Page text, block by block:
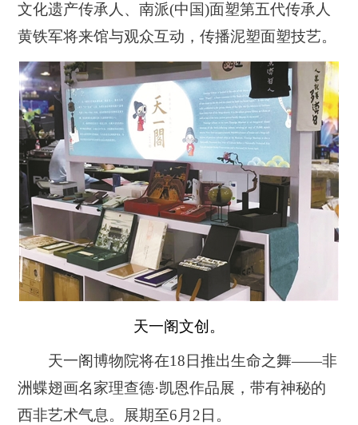
文化遗产传承人、南派(中国)面塑第五代传承人
黄铁军将来馆与观众互动，传播泥塑面塑技艺。
天一阁文创。
天一阁博物院将在18日推出生命之舞——非
洲蝶翅画名家理查德·凯恩作品展，带有神秘的
西非艺术气息。展期至6月2日。